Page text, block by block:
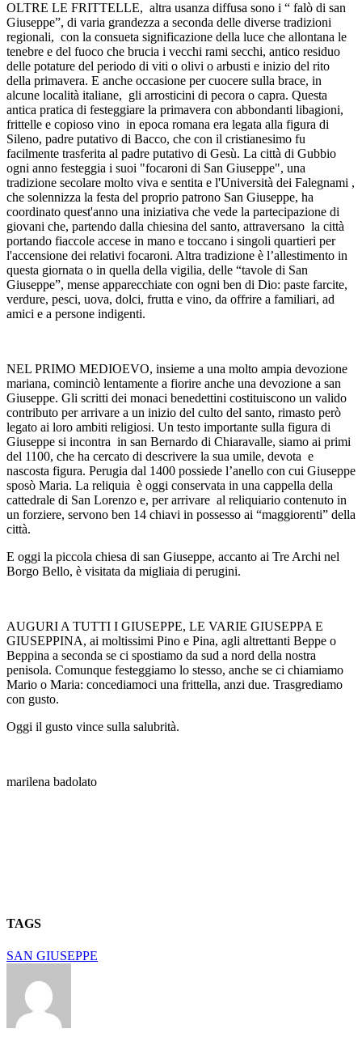
OLTRE LE FRITTELLE, altra usanza diffusa sono i “ falò di san
Giuseppe”, di varia grandezza a seconda delle diverse tradizioni
regionali, con la consueta significazione della luce che allontana le
tenebre e del fuoco che brucia i vecchi rami secchi, antico residuo
delle potature del periodo di viti o olivi o arbusti e inizio del rito
della primavera. E anche occasione per cuocere sulla brace, in
alcune località italiane, gli arrosticini di pecora o capra. Questa
antica pratica di festeggiare la primavera con abbondanti libagioni,
frittelle e copioso vino in epoca romana era legata alla figura di
Sileno, padre putativo di Bacco, che con il cristianesimo fu
facilmente trasferita al padre putativo di Gesù. La città di Gubbio
ogni anno festeggia i suoi "focaroni di San Giuseppe", una
tradizione secolare molto viva e sentita e l'Università dei Falegnami ,
che solennizza la festa del proprio patrono San Giuseppe, ha
coordinato quest'anno una iniziativa che vede la partecipazione di
giovani che, partendo dalla chiesina del santo, attraversano la città
portando fiaccole accese in mano e toccano i singoli quartieri per
l'accensione dei relativi focaroni. Altra tradizione è l’allestimento in
questa giornata o in quella della vigilia, delle “tavole di San
Giuseppe”, mense apparecchiate con ogni ben di Dio: paste farcite,
verdure, pesci, uova, dolci, frutta e vino, da offrire a familiari, ad
amici e a persone indigenti.
NEL PRIMO MEDIOEVO, insieme a una molto ampia devozione
mariana, cominciò lentamente a fiorire anche una devozione a san
Giuseppe. Gli scritti dei monaci benedettini costituiscono un valido
contributo per arrivare a un inizio del culto del santo, rimasto però
legato ai loro ambiti religiosi. Un testo importante sulla figura di
Giuseppe si incontra in san Bernardo di Chiaravalle, siamo ai primi
del 1100, che ha cercato di descrivere la sua umile, devota e
nascosta figura. Perugia dal 1400 possiede l’anello con cui Giuseppe
sposò Maria. La reliquia è oggi conservata in una cappella della
cattedrale di San Lorenzo e, per arrivare al reliquiario contenuto in
un forziere, servono ben 14 chiavi in possesso ai “maggiorenti” della
città.
E oggi la piccola chiesa di san Giuseppe, accanto ai Tre Archi nel
Borgo Bello, è visitata da migliaia di perugini.
AUGURI A TUTTI I GIUSEPPE, LE VARIE GIUSEPPA E
GIUSEPPINA, ai moltissimi Pino e Pina, agli altrettanti Beppe o
Beppina a seconda se ci spostiamo da sud a nord della nostra
penisola. Comunque festeggiamo lo stesso, anche se ci chiamiamo
Mario o Maria: concediamoci una frittella, anzi due. Trasgrediamo
con gusto.
Oggi il gusto vince sulla salubrità.
marilena badolato
TAGS
SAN GIUSEPPE